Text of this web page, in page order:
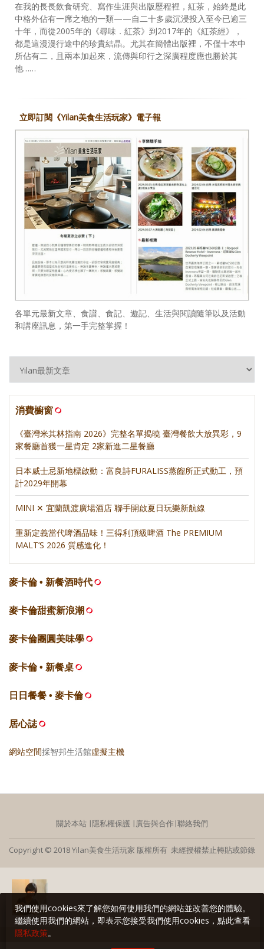
在我的長長飲食研究、寫作生涯與出版歷程裡，紅茶，始終是此
中格外佔有一席之地的一類——自二十多歲沉浸投入至今已逾三
十年，而從2005年的《尋味．紅茶》到2017年的《紅茶經》，
都是這漫漫行途中的珍貴結晶。尤其在簡體出版裡，不僅十本中
所佔有二，且兩本加起來，流傳與印行之深廣程度應也勝於其
他……
立即訂閱《Yilan美食生活玩家》電子報
各單元最新文章、食譜、食記、遊記、生活與閱讀隨筆以及活動
和講座訊息，第一手完整掌握！
消費櫥窗
《臺灣米其林指南 2026》完整名單揭曉 臺灣餐飲大放異彩，9
家餐廳首獲一星肯定 2家新進二星餐廳
日本威士忌新地標啟動：富良詩FURALISS蒸餾所正式動工，預
計2029年開幕
MINI ✕ 宜蘭凱渡廣場酒店 聯手開啟夏日玩樂新航線
重新定義當代啤酒品味！三得利頂級啤酒 The PREMIUM
MALT’S 2026 質感進化！
麥卡倫 • 新餐酒時代
麥卡倫甜蜜新浪潮
麥卡倫團圓美味學
麥卡倫 • 新餐桌
日日餐餐 • 麥卡倫
居心誌
網站空間採智邦生活館虛擬主機
關於本站 ∣隱私權保護 ∣廣告與合作∣聯絡我們
Copyright © 2018 Yilan美食生活玩家 版權所有 未經授權禁止轉貼或節錄
我們使用cookies來了解您如何使用我們的網站並改善您的體驗。
繼續使用我們的網站，即表示您接受我們使用cookies，點此查看
隱私政策。